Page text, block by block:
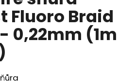
Fluoro Braid
0,22mm (1m